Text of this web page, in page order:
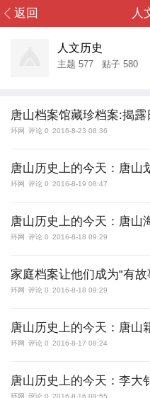
人
返回
您好，游客！
注册
首页
头条
消息
群组
更多
访问电脑版
人文历史
主题 577 贴子 580
唐山档案馆藏珍档案:揭
环网 评论 0 2016-8-23 08:36
唐山历史上的今天：唐山
环网 评论 0 2016-8-19 08:47
唐山历史上的今天：唐山
环网 评论 0 2016-8-18 09:29
家庭档案让他们成为“有故
环网 评论 0 2016-8-18 09:29
唐山历史上的今天：唐山
环网 评论 0 2016-8-17 08:24
唐山历史上的今天：李大
环网 评论 0 2016-8-16 09:55